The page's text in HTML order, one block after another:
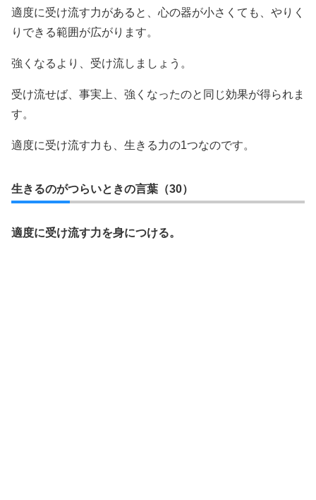
適度に受け流す力があると、心の器が小さくても、やりく
りできる範囲が広がります。
強くなるより、受け流しましょう。
受け流せば、事実上、強くなったのと同じ効果が得られま
す。
適度に受け流す力も、生きる力の1つなのです。
生きるのがつらいときの言葉（30）
適度に受け流す力を身につける。